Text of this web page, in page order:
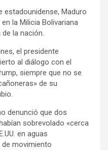
estadounidense, Maduro
la Milicia Bolivariana
la nación.
el presidente
al diálogo con el
siempre que no se
de su
denunció que dos
sobrevolado «cerca
en aguas
movimiento